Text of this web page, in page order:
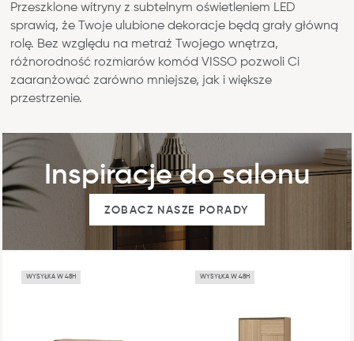
Przeszklone witryny z subtelnym oświetleniem LED
sprawią, że Twoje ulubione dekoracje będą grały główną
rolę. Bez względu na metraż Twojego wnętrza,
różnorodność rozmiarów komód VISSO pozwoli Ci
zaaranżować zarówno mniejsze, jak i większe
przestrzenie.
Inspiracje do salonu
ZOBACZ NASZE PORADY
WYSYŁKA W 48H WYSYŁKA W 48H